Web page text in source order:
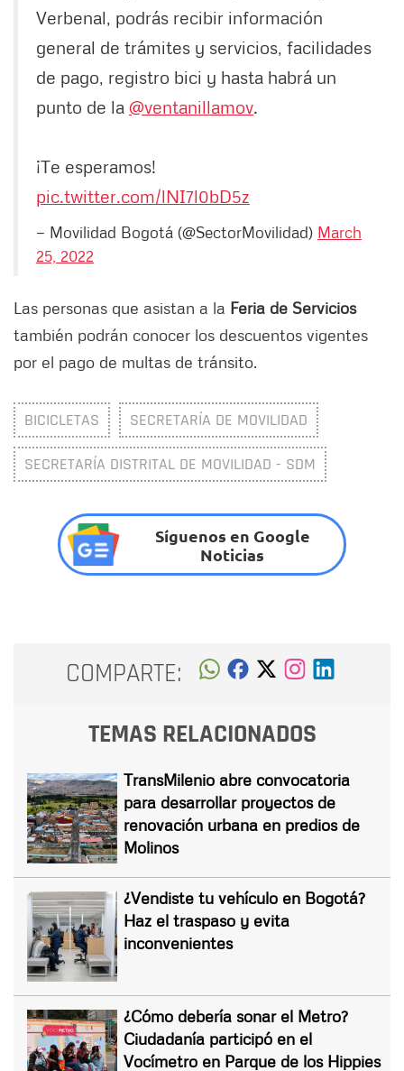
Verbenal, podrás recibir información
general de trámites y servicios, facilidades
de pago, registro bici y hasta habrá un
punto de la @ventanillamov.
¡Te esperamos!
pic.twitter.com/lNI7l0bD5z
— Movilidad Bogotá (@SectorMovilidad) March
25, 2022
Las personas que asistan a la Feria de Servicios
también podrán conocer los descuentos vigentes
por el pago de multas de tránsito.
BICICLETAS SECRETARÍA DE MOVILIDAD
SECRETARÍA DISTRITAL DE MOVILIDAD - SDM
Síguenos en Google
Noticias
COMPARTE:
TEMAS RELACIONADOS
TransMilenio abre convocatoria
para desarrollar proyectos de
renovación urbana en predios de
Molinos
¿Vendiste tu vehículo en Bogotá?
Haz el traspaso y evita
inconvenientes
¿Cómo debería sonar el Metro?
Ciudadanía participó en el
Vocímetro en Parque de los Hippies